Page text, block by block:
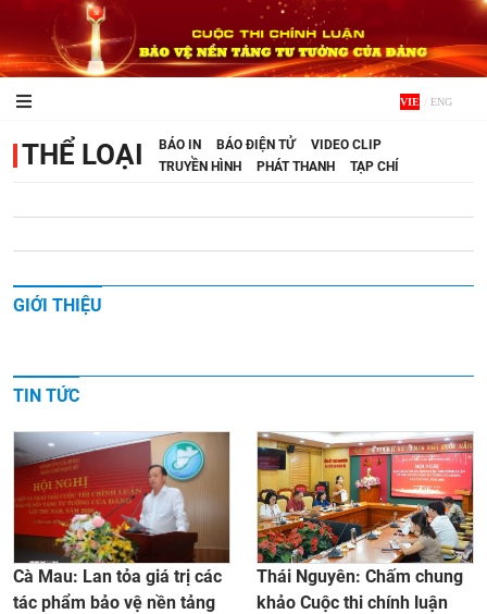
VIE ENG
THỂ LOẠI BÁO IN BÁO ĐIỆN TỬ
VIDEO CLIP
TRUYỀN HÌNH
PHÁT THANH TẠP CHÍ
GIỚI THIỆU
TIN TỨC
Cà Mau: Lan tỏa giá trị các
tác phẩm bảo vệ nền tảng
Thái Nguyên: Chấm chung
khảo Cuộc thi chính luận